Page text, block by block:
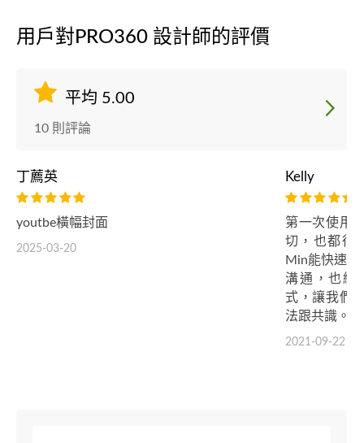
用戶對PRO360 設計師的評價
平均 5.00
10 則評論
丁薦英
youtbe橫幅封面
2025-03-20
Kelly
第一次使用
切，也都很
Min能快速有
溝通，也細
式，讓我們
法跟共識。
2021-09-22